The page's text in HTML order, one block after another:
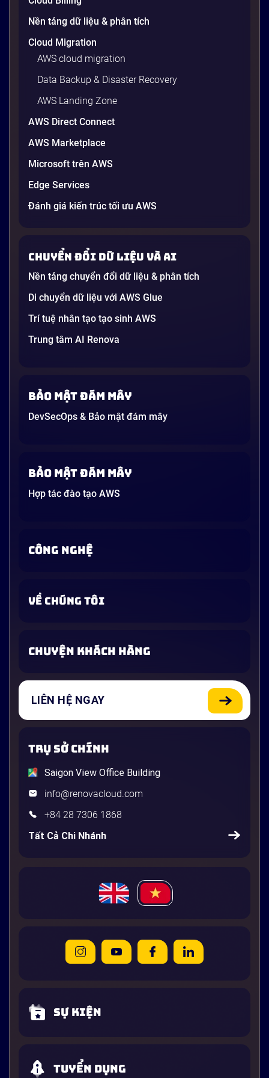
Generative AI là gì? Giải thích đơn giản
và ứng dụng cho doanh nghiệp Việt
Nam 2026
Gần đây, bạn có thể nghe đến thuật ngữ “Generative
startup công nghệ. Vấn đề là phần lớn lời giải thích
dường như chỉ được viết cho kỹ sư, không phải cho
người […]
21 phút
Nền tảng dữ liệu & phân tích
Cloud Migration
AWS cloud migration
Data Backup & Disaster Recovery
AWS Landing Zone
AWS Direct Connect
AWS Marketplace
Microsoft trên AWS
Edge Services
Đánh giá kiến trúc tối ưu AWS
Chuyển đổi dữ liệu và AI
Nền tảng chuyển đổi dữ liệu & phân tích
Di chuyển dữ liệu với AWS Glue
Trí tuệ nhân tạo tạo sinh AWS
Trung tâm AI Renova
Bảo mật đám mây
DevSecOps & Bảo mật đám mây
Bảo mật đám mây
Hợp tác đào tạo AWS
CÔNG NGHỆ
VỀ CHÚNG TÔI
CHUYỆN KHÁCH HÀNG
LIÊN HỆ NGAY
TRỤ SỞ CHÍNH
Saigon View Office Building
info@renovacloud.com
+84 28 7306 1868
Tất Cả Chi Nhánh
Sự kiện
Tuyển dụng